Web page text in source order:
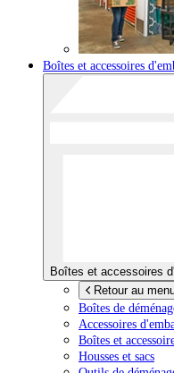
Boîtes et accessoires
Boîtes et accessoires
Retour au
Boîtes de
Accessoires
Boîtes et
Housses et sacs